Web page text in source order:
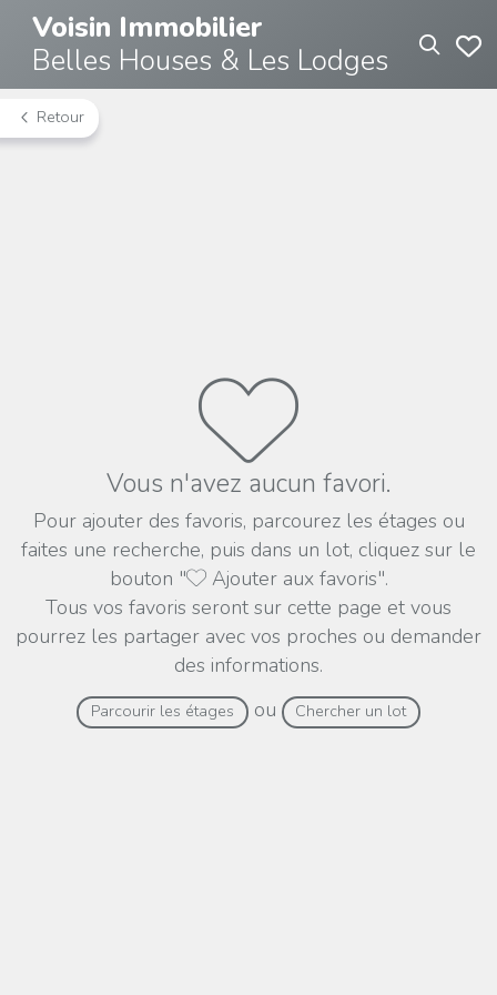
Voisin Immobilier
Belles Houses & Les Lodges
Vous n'avez aucun favori.
Pour ajouter des favoris, parcourez les étages ou
faites une recherche, puis dans un lot, cliquez sur le
bouton "
Ajouter aux favoris".
Tous vos favoris seront sur cette page et vous
pourrez les partager avec vos proches ou demander
des informations.
Parcourir les étages ou Chercher un lot
Retour